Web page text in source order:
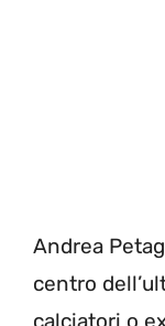
Andrea
centro